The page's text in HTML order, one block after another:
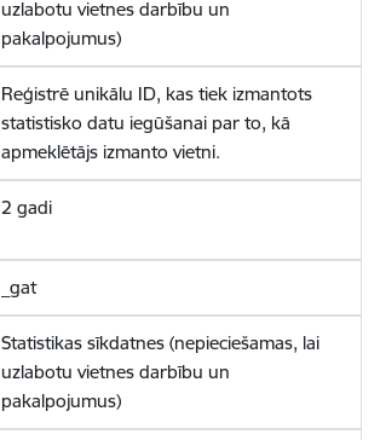
uzlabotu vietnes darbību un
pakalpojumus)
Reģistrē unikālu ID, kas tiek izmantots
statistisko datu iegūšanai par to, kā
apmeklētājs izmanto vietni.
2 gadi
_gat
Statistikas sīkdatnes (nepieciešamas, lai
uzlabotu vietnes darbību un
pakalpojumus)